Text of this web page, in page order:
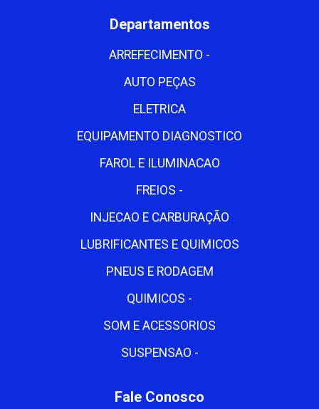
Departamentos
ARREFECIMENTO -
AUTO PEÇAS
ELETRICA
EQUIPAMENTO DIAGNOSTICO
FAROL E ILUMINACAO
FREIOS -
INJECAO E CARBURAÇÃO
LUBRIFICANTES E QUIMICOS
PNEUS E RODAGEM
QUIMICOS -
SOM E ACESSORIOS
SUSPENSAO -
Fale Conosco